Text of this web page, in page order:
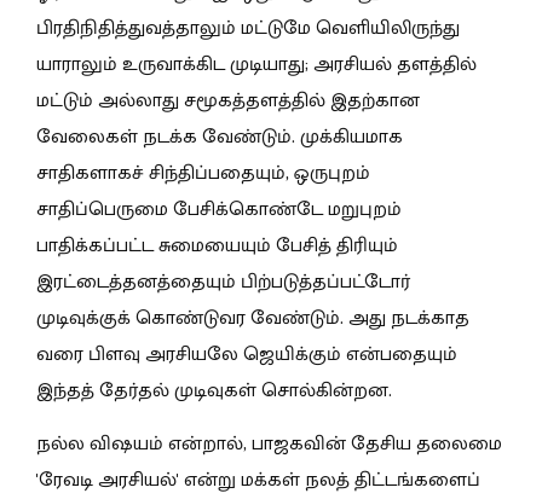
பிரதிநிதித்துவத்தாலும் மட்டுமே வெளியிலிருந்து
யாராலும் உருவாக்கிட முடியாது; அரசியல் தளத்தில்
மட்டும் அல்லாது சமூகத்தளத்தில் இதற்கான
வேலைகள் நடக்க வேண்டும். முக்கியமாக
சாதிகளாகச் சிந்திப்பதையும், ஒருபுறம்
சாதிப்பெருமை பேசிக்கொண்டே மறுபுறம்
பாதிக்கப்பட்ட சுமையையும் பேசித் திரியும்
இரட்டைத்தனத்தையும் பிற்படுத்தப்பட்டோர்
முடிவுக்குக் கொண்டுவர வேண்டும். அது நடக்காத
வரை பிளவு அரசியலே ஜெயிக்கும் என்பதையும்
இந்தத் தேர்தல் முடிவுகள் சொல்கின்றன.
நல்ல விஷயம் என்றால், பாஜகவின் தேசிய தலைமை
'ரேவடி அரசியல்' என்று மக்கள் நலத் திட்டங்களைப்